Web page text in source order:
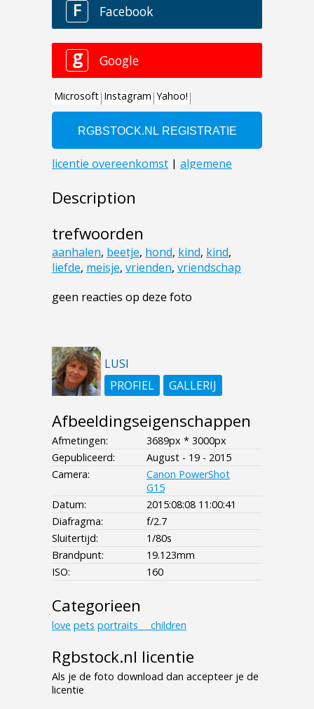
Description
trefwoorden
aanhalen, beetje, hond, kind, kind,
liefde, meisje, vrienden, vriendschap
geen reacties op deze foto
LUSI
PROFIEL
GALLERIJ
Afbeeldingseigenschappen
Afmetingen:
3689px * 3000px
Gepubliceerd:
August - 19 - 2015
Camera:
Canon PowerShot
G15
Datum:
2015:08:08 11:00:41
Diafragma:
f/2.7
Sluitertijd:
1/80s
Brandpunt:
19.123mm
ISO:
160
Categorieen
love pets portraits___children
Rgbstock.nl licentie
Als je de foto download dan accepteer je de
licentie